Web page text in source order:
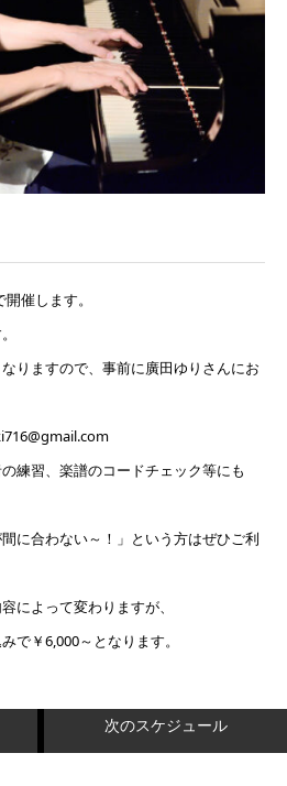
催します。
りますので、事前に廣田ゆりさんにお
練習、楽譜のコードチェック等にも
に合わない～！」という方はぜひご利
によって変わりますが、
で￥6,000～となります。
次のスケジュール